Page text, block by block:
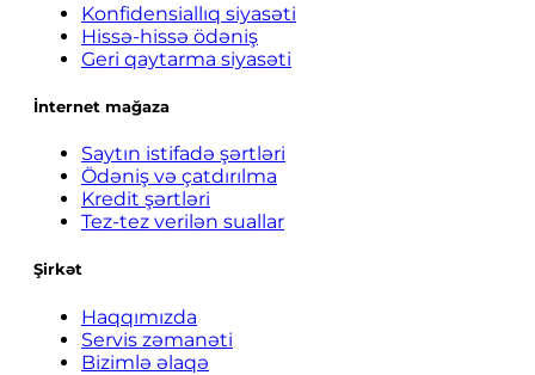
Konfidensiallıq siyasəti
Hissə-hissə ödəniş
Geri qaytarma siyasəti
İnternet mağaza
Saytın istifadə şərtləri
Ödəniş və çatdırılma
Kredit şərtləri
Tez-tez verilən suallar
Şirkət
Haqqımızda
Servis zəmanəti
Bizimlə əlaqə